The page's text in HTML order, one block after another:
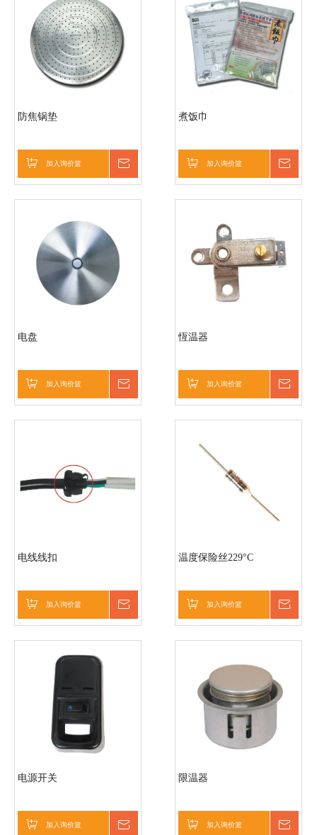
防焦锅垫
加入询价篮
煮饭巾
加入询价篮
电盘
加入询价篮
恆温器
加入询价篮
电线线扣
加入询价篮
温度保险丝229°C
加入询价篮
电源开关
加入询价篮
限温器
加入询价篮